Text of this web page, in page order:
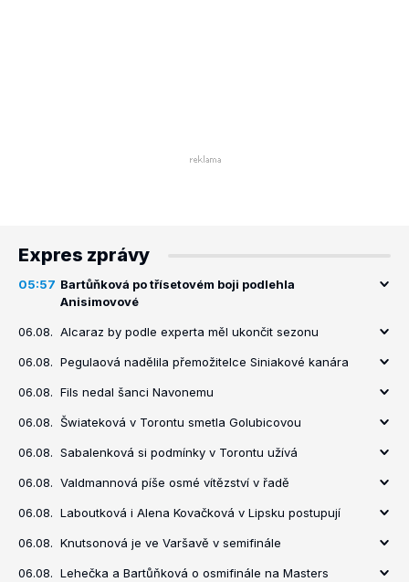
Expres zprávy
05:57 Bartůňková po třísetovém boji podlehla
Anisimovové
06.08. Alcaraz by podle experta měl ukončit sezonu
06.08. Pegulaová nadělila přemožitelce Siniakové kanára
06.08. Fils nedal šanci Navonemu
06.08. Šwiateková v Torontu smetla Golubicovou
06.08. Sabalenková si podmínky v Torontu užívá
06.08. Valdmannová píše osmé vítězství v řadě
06.08. Laboutková i Alena Kovačková v Lipsku postupují
06.08. Knutsonová je ve Varšavě v semifinále
06.08. Lehečka a Bartůňková o osmifinále na Masters